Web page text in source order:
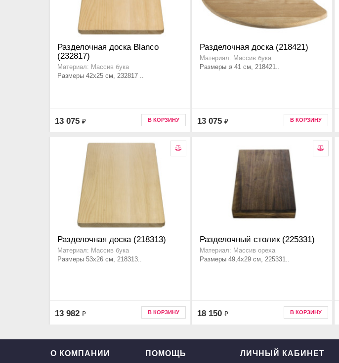
Разделочная доска Blanco
(232817)
Материал: Массив бука
Размеры 42x25 см, 232817 ..
13 075 ₽ В КОРЗИНУ
Разделочная доска (218421)
Материал: Массив бука
Размеры ø 41 см, 218421..
13 075 ₽ В КОРЗИНУ
Разделочная доска (218313)
Материал: Массив бука
Размеры 53x26 см, 218313..
13 982 ₽ В КОРЗИНУ
Разделочный столик (225331)
Материал: Массив ореха
Размеры 49,4x29 см, 225331..
18 150 ₽ В КОРЗИНУ
О КОМПАНИИ ПОМОЩЬ ЛИЧНЫЙ КАБИНЕТ